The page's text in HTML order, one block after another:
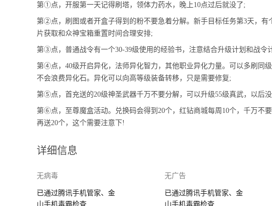
第①点，开服第一天记得刷塔，领体力药水，晚上10点过后就没了;
第②点，刷图或者开盒子得到的粉不要急着分解。新手目标任务第3天，
片获取和众神宝箱重置时间合理安排;
第③点，普通战令有一个30-39级使用的经验书，注意结合升级计划和战令
第④点，40级开启异化，法师异化智力，其他职业异化力量。可以多刷同
不会浪费异化石。异化可以向高等级装备转移，只是需要修复;
第⑤点，首充送的20级神圣武器千万不要分解，可以升级55级真武，以后没
第⑥点，至尊魔盒活动。兑换码会得到20个，红钻商城每周10个，千万不
再送20个，这个需要注意下!
详细信息
无病毒
已通过腾讯手机管家、金
山手机毒霸检查
无广告
已通过腾讯手机管家、金
山手机毒霸检查